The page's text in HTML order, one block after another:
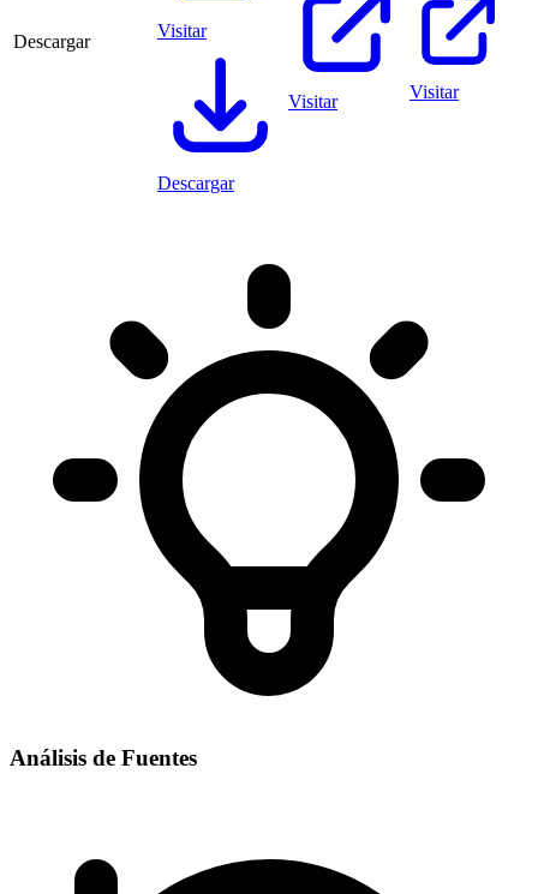
Descargar
Visitar
Descargar
Visitar Visitar
Análisis de Fuentes